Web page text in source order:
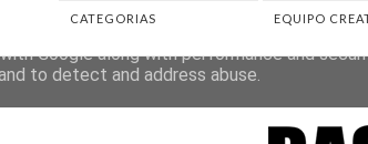
CATEGORIAS EQUIPO
cookies from Google to deliver its
Google along with performance and
to detect and address abuse.